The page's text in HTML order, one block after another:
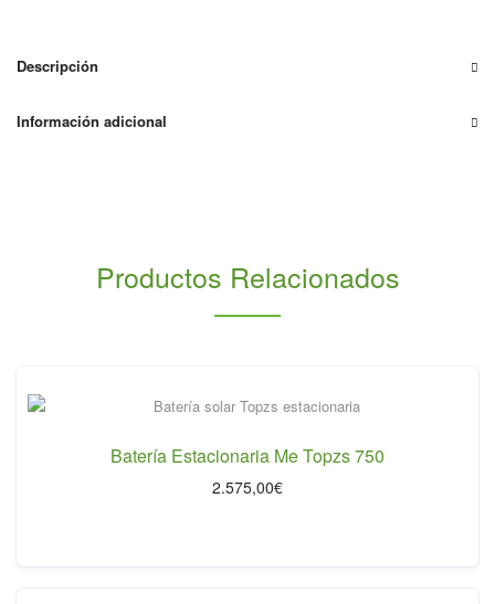
60
Descripción
Información adicional
Productos Relacionados
Batería Estacionaria Me Topzs 750
2.575,00€